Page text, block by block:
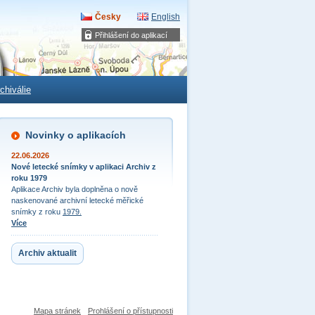
Přihlášení do aplikací
Česky English
Novinky o aplikacích
22.06.2026
Nové letecké snímky v aplikaci Archiv z
roku 1979
Aplikace Archiv byla doplněna o nově
naskenované archivní letecké měřické
snímky z roku 1979.
Více
Archiv aktualit
Mapa stránek Prohlášení o přístupnosti